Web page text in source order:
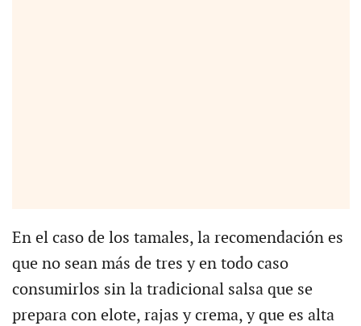
En el caso de los tamales, la recomendación es
que no sean más de tres y en todo caso
consumirlos sin la tradicional salsa que se
prepara con elote, rajas y crema, y que es alta